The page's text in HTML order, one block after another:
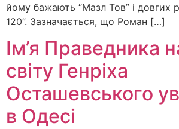
йому бажають “Мазл Тов” і довгих
120”. Зазначається, що Роман […]
Ім’я Праведника
світу Генріха
Осташевського
в Одесі